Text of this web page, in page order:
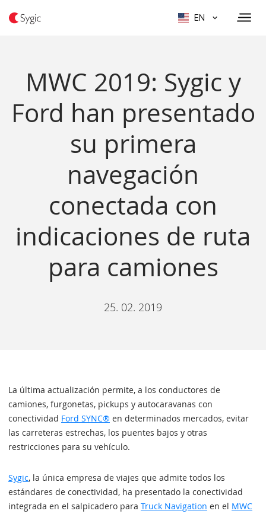
EN
MWC 2019: Sygic y
Ford han presentado
su primera
navegación
conectada con
indicaciones de ruta
para camiones
25. 02. 2019
La última actualización permite, a los conductores de
camiones, furgonetas, pickups y autocaravanas con
conectividad Ford SYNC® en determinados mercados, evitar
las carreteras estrechas, los puentes bajos y otras
restricciones para su vehículo.
Sygic, la única empresa de viajes que admite todos los
estándares de conectividad, ha presentado la conectividad
integrada en el salpicadero para Truck Navigation en el MWC